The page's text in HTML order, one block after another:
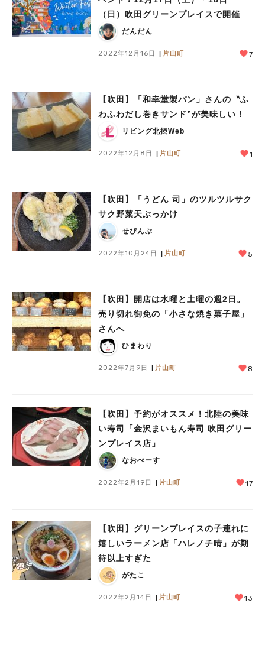
（日）吹田グリーンプレイスで開催
だんだん
2022年12月16日 片山町 7
【吹田】「和幸堂製パン」さんの〝ふ
わふわだし巻きサンド”が美味しい！
リビング北摂Web
2022年12月8日 片山町 1
【吹田】「うどん 司」のツルツルサク
サク野菜天ぶっかけ
せぴんぶ
2022年10月24日 片山町 5
【吹田】開店は水曜と土曜の週2日。
売り切れ御免の「小さな焼き菓子屋」
さんへ
ひまわり
2022年7月9日 片山町 8
【吹田】予約がオススメ！北陸の美味
い寿司「金沢まいもん寿司 吹田グリー
ンプレイス店」
なおぺーす
2022年2月19日 片山町 17
【吹田】グリーンプレイスの子連れに
嬉しいラーメン店「ハレノチ晴」が期
待以上すぎた
がたこ
2022年2月14日 片山町 13